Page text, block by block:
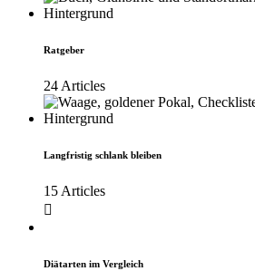
Ratgeber
24 Articles
Langfristig schlank bleiben
15 Articles
Diätarten im Vergleich